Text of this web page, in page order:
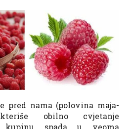
pred nama (polovina maja-
obilno cvjetanje
kupinu spada u veoma